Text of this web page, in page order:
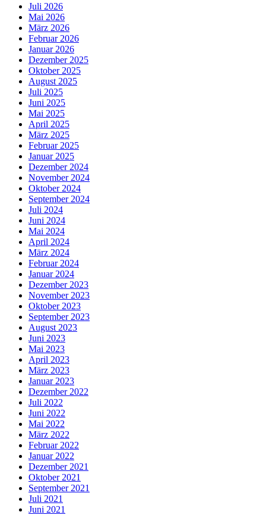
Juli 2026
Mai 2026
März 2026
Februar 2026
Januar 2026
Dezember 2025
Oktober 2025
August 2025
Juli 2025
Juni 2025
Mai 2025
April 2025
März 2025
Februar 2025
Januar 2025
Dezember 2024
November 2024
Oktober 2024
September 2024
Juli 2024
Juni 2024
Mai 2024
April 2024
März 2024
Februar 2024
Januar 2024
Dezember 2023
November 2023
Oktober 2023
September 2023
August 2023
Juni 2023
Mai 2023
April 2023
März 2023
Januar 2023
Dezember 2022
Juli 2022
Juni 2022
Mai 2022
März 2022
Februar 2022
Januar 2022
Dezember 2021
Oktober 2021
September 2021
Juli 2021
Juni 2021